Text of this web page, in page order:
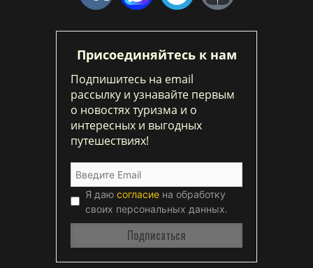
Присоединяйтесь к нам
Подпишитесь на email
рассылку и узнавайте первым
о новостях туризма и о
интересных и выгодных
путешествиях!
Я даю согласие на обработку
своих персональных данных.